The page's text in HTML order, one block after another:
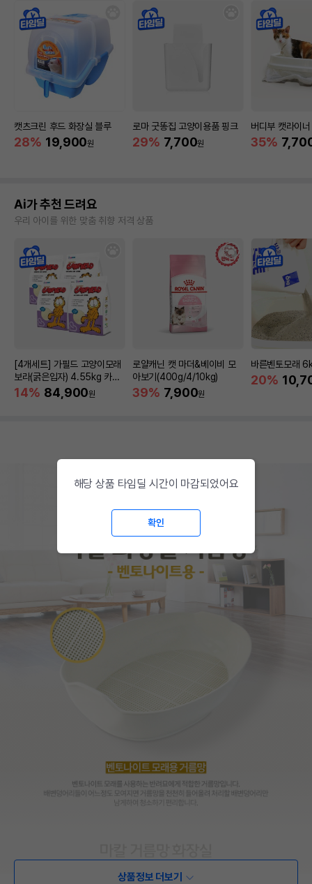
캣츠크린 후드 화장실 블루
28% 19,900원
로마 굿똥집 고양이용품 핑크
29% 7,700원
버디부 캣라이
35%
Ai가 추천 드려요
우리 아이를 위한 맞춤 취향 저격 상품
[4개세트] 가필드 고양이모래
보라(굵은입자) 4.55kg 카사
바모래
14% 84,900원
로얄캐닌 캣 마더&베이비 모
아보기(400g/4/10kg)
39% 7,900원
바른벤토모래
20%
상품정보 더보기
해당 상품 타임딜 시간이 마감되었어요
확인